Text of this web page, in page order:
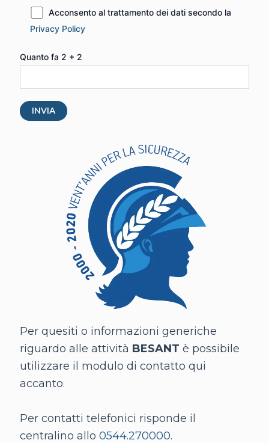
Acconsento al trattamento dei dati secondo la
Privacy Policy
Quanto fa 2 + 2
Per quesiti o informazioni generiche
riguardo alle attività BESANTè possibile
utilizzare il modulo di contatto qui
accanto.
Per contatti telefonici risponde il
centralino allo0544.270000.